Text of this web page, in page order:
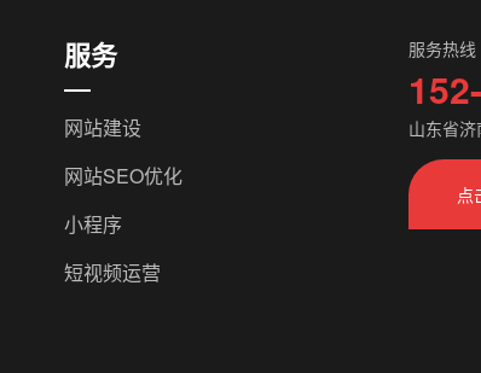
服务
网站建设
网站SEO优化
小程序
短视频运营
服务热线
山东省
点